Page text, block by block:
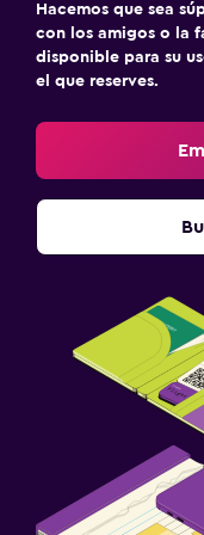
Hacemos que sea
con los amigos o la
disponible para su
el que reserves.